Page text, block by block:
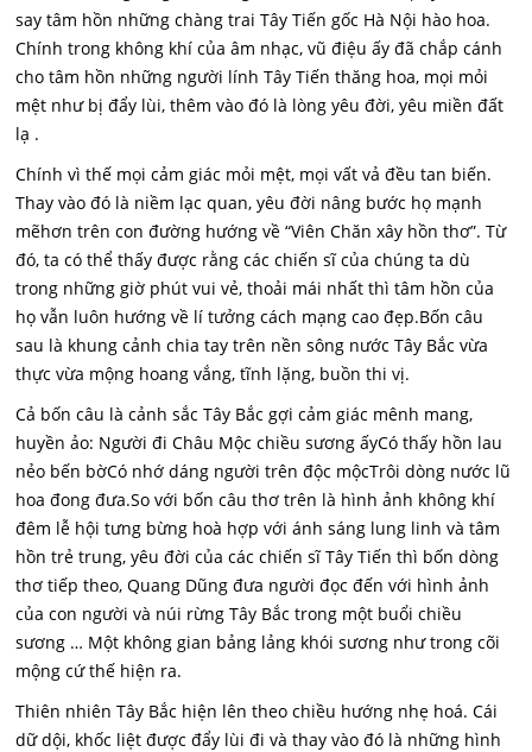
say tâm hồn những chàng trai Tây Tiến gốc Hà Nội hào hoa.
Chính trong không khí của âm nhạc, vũ điệu ấy đã chắp cánh
cho tâm hồn những người lính Tây Tiến thăng hoa, mọi mỏi
mệt như bị đẩy lùi, thêm vào đó là lòng yêu đời, yêu miền đất
lạ .
Chính vì thế mọi cảm giác mỏi mệt, mọi vất vả đều tan biến.
Thay vào đó là niềm lạc quan, yêu đời nâng bước họ mạnh
mẽhơn trên con đường hướng về “Viên Chăn xây hồn thơ”. Từ
đó, ta có thể thấy được rằng các chiến sĩ của chúng ta dù
trong những giờ phút vui vẻ, thoải mái nhất thì tâm hồn của
họ vẫn luôn hướng về lí tưởng cách mạng cao đẹp.Bốn câu
sau là khung cảnh chia tay trên nền sông nước Tây Bắc vừa
thực vừa mộng hoang vắng, tĩnh lặng, buồn thi vị.
Cả bốn câu là cảnh sắc Tây Bắc gợi cảm giác mênh mang,
huyền ảo: Người đi Châu Mộc chiều sương ấyCó thấy hồn lau
nẻo bến bờCó nhớ dáng người trên độc mộcTrôi dòng nước lũ
hoa đong đưa.So với bốn câu thơ trên là hình ảnh không khí
đêm lễ hội tưng bừng hoà hợp với ánh sáng lung linh và tâm
hồn trẻ trung, yêu đời của các chiến sĩ Tây Tiến thì bốn dòng
thơ tiếp theo, Quang Dũng đưa người đọc đến với hình ảnh
của con người và núi rừng Tây Bắc trong một buổi chiều
sương … Một không gian bảng lảng khói sương như trong cõi
mộng cứ thế hiện ra.
Thiên nhiên Tây Bắc hiện lên theo chiều hướng nhẹ hoá. Cái
dữ dội, khốc liệt được đẩy lùi đi và thay vào đó là những hình